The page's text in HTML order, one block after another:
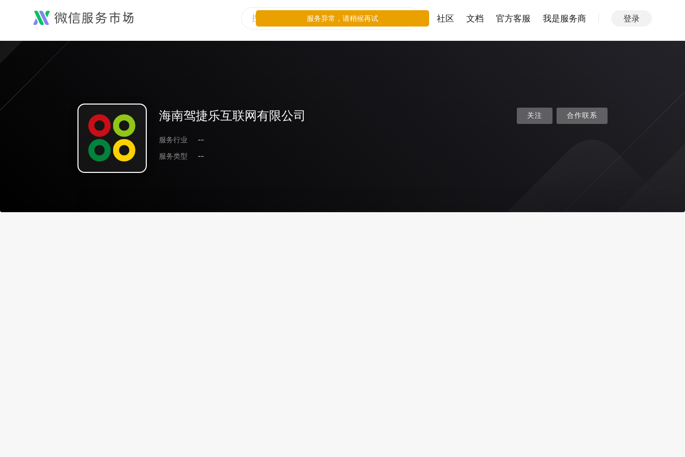
社区 文档 官方客服 我是服务商 登录
海南驾捷乐互联网有限公司
服务行业
--
服务类型
--
关注 合作联系
服务异常，请稍候再试